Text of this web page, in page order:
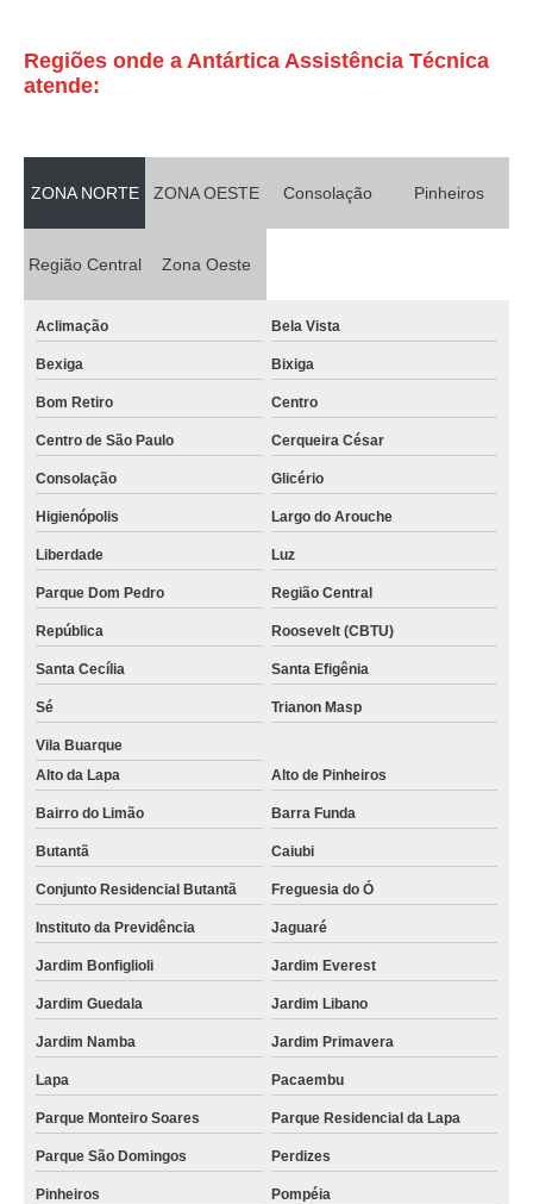
Regiões onde a Antártica Assistência Técnica
atende:
ZONA NORTE ZONA OESTE Consolação Pinheiros
Região Central Zona Oeste
Aclimação Bela Vista
Bexiga Bixiga
Bom Retiro Centro
Centro de São Paulo Cerqueira César
Consolação Glicério
Higienópolis Largo do Arouche
Liberdade Luz
Parque Dom Pedro Região Central
República Roosevelt (CBTU)
Santa Cecília Santa Efigênia
Sé Trianon Masp
Vila Buarque
Alto da Lapa
Alto de Pinheiros
Bairro do Limão Barra Funda
Butantã Caiubi
Conjunto Residencial Butantã Freguesia do Ó
Instituto da Previdência Jaguaré
Jardim Bonfiglioli Jardim Everest
Jardim Guedala Jardim Libano
Jardim Namba Jardim Primavera
Lapa Pacaembu
Parque Monteiro Soares Parque Residencial da Lapa
Parque São Domingos Perdizes
Pinheiros Pompéia